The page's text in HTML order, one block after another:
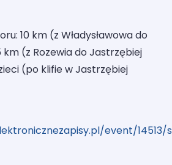
10 km (z Władysławowa do
(z Rozewia do Jastrzębiej
(po klifie w Jastrzębiej
event/14513/